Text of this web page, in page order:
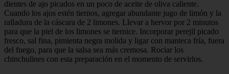
dientes de ajo picados en un poco de aceite de oliva caliente.
Cuando los ajos estén tiernos, agregar abundante jugo de limón y la
ralladura de la cáscara de 2 limones. Llevar a hervor por 2 minutos
para que la piel de los limones se tiernice. Incorporar perejil picado
fresco, sal fina, pimienta negra molida y ligar con manteca fría, fuera
del fuego, para que la salsa sea más cremosa. Rociar los
chinchulines con esta preparación en el momento de servirlos.